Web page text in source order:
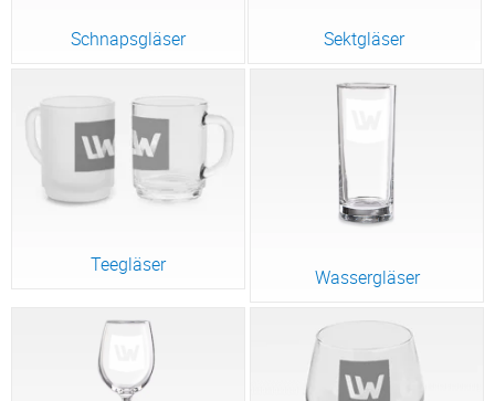
Schnapsgläser Sektgläser
Teegläser
Wassergläser